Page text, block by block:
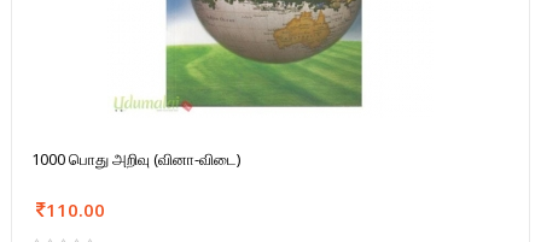
1000 பொது அறிவு (வினா-விடை)
110.00